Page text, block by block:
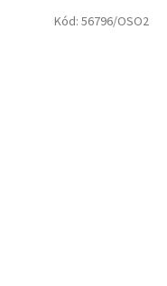
Kód: 56796/OSO2